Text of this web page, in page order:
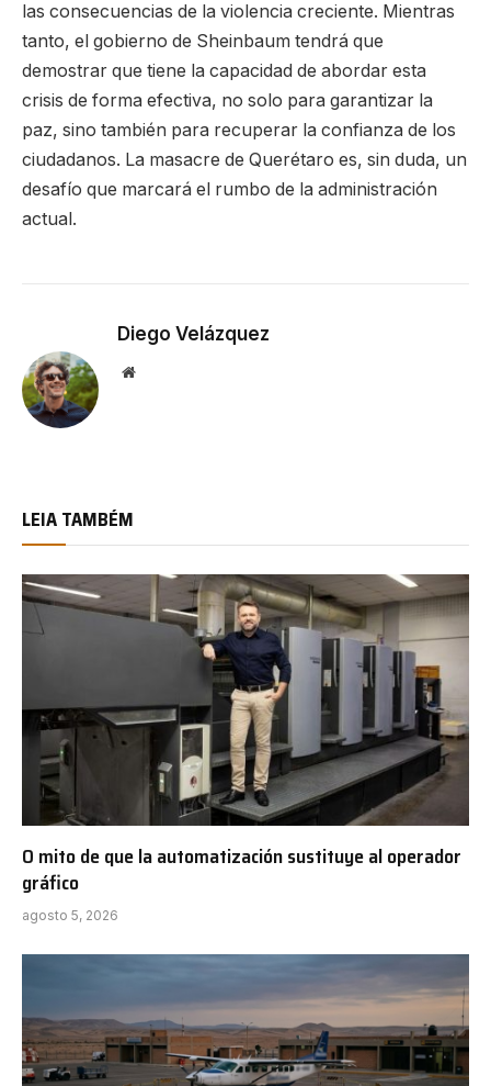
las consecuencias de la violencia creciente. Mientras
tanto, el gobierno de Sheinbaum tendrá que
demostrar que tiene la capacidad de abordar esta
crisis de forma efectiva, no solo para garantizar la
paz, sino también para recuperar la confianza de los
ciudadanos. La masacre de Querétaro es, sin duda, un
desafío que marcará el rumbo de la administración
actual.
Diego Velázquez
Website
LEIA TAMBÉM
O mito de que la automatización sustituye al operador
gráfico
agosto 5, 2026